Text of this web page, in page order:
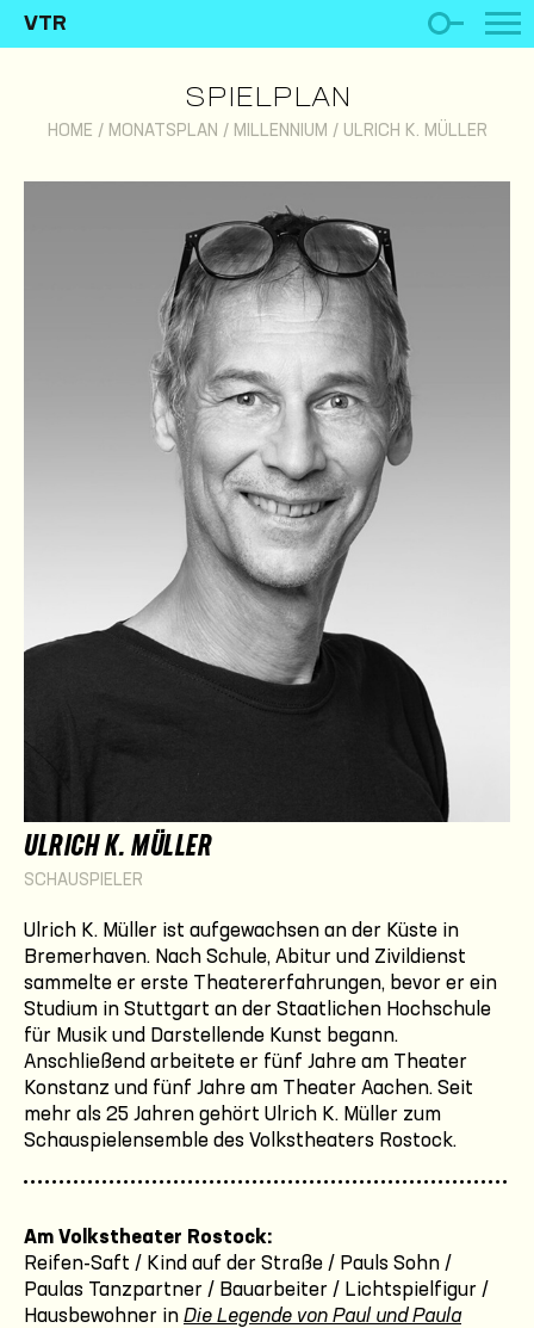
VTR
SPIELPLAN
HOME / MONATSPLAN / MILLENNIUM / ULRICH K. MÜLLER
ULRICH K. MÜLLER
SCHAUSPIELER
Ulrich K. Müller ist aufgewachsen an der Küste in
Bremerhaven. Nach Schule, Abitur und Zivildienst
sammelte er erste Theatererfahrungen, bevor er ein
Studium in Stuttgart an der Staatlichen Hochschule
für Musik und Darstellende Kunst begann.
Anschließend arbeitete er fünf Jahre am Theater
Konstanz und fünf Jahre am Theater Aachen. Seit
mehr als 25 Jahren gehört Ulrich K. Müller zum
Schauspielensemble des Volkstheaters Rostock.
Am Volkstheater Rostock:
Reifen-Saft / Kind auf der Straße / Pauls Sohn /
Paulas Tanzpartner / Bauarbeiter / Lichtspielfigur /
Hausbewohner in Die Legende von Paul und Paula